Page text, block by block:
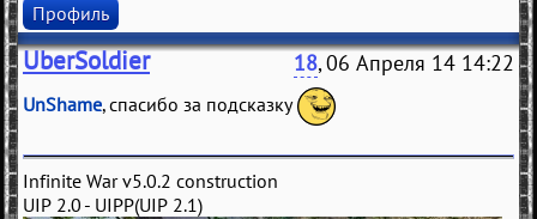
Профиль
UberSoldier 18, 06 Апреля 14 14:22
UnShame, спасибо за подсказку
Infinite War v5.0.2 construction
UIP 2.0 - UIPP(UIP 2.1)